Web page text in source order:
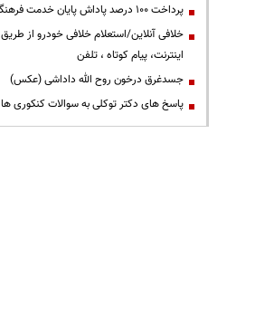
پرداخت ۱۰۰ درصد پاداش پایان خدمت فرهنگیان
خلافی آنلاین/استعلام خلافی خودرو از طریق
اینترنت، پیام کوتاه ، تلفن
جسدغرق درخون روح الله داداشی (عکس)
پاسخ های دکتر توکلی به سوالات کنکوری ها